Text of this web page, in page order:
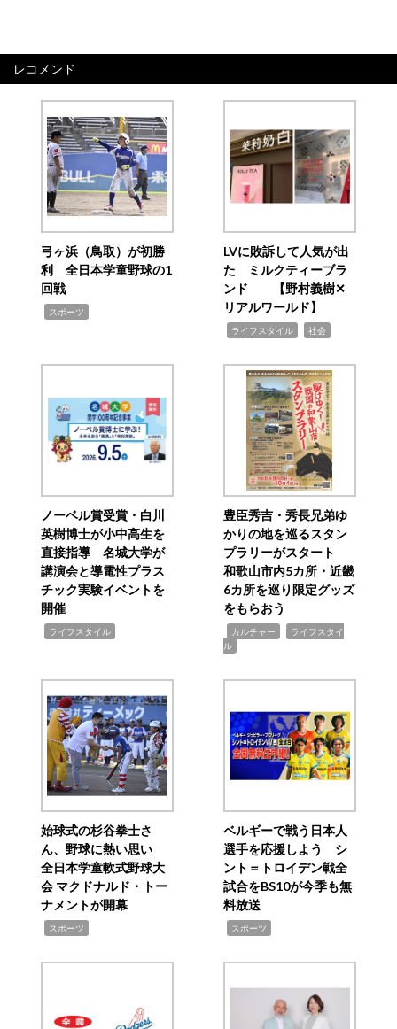
レコメンド
弓ヶ浜（鳥取）が初勝
利 全日本学童野球の1
回戦
スポーツ
LVに敗訴して人気が出
た ミルクティーブラ
ンド 【野村義樹✕
リアルワールド】
ライフスタイル 社会
ノーベル賞受賞・白川
英樹博士が小中高生を
直接指導 名城大学が
講演会と導電性プラス
チック実験イベントを
開催
ライフスタイル
豊臣秀吉・秀長兄弟ゆ
かりの地を巡るスタン
プラリーがスタート
和歌山市内5カ所・近畿
6カ所を巡り限定グッズ
をもらおう
カルチャー
ライフスタイ
ル
始球式の杉谷拳士さ
ん、野球に熱い思い
全日本学童軟式野球大
会 マクドナルド・トー
ナメントが開幕
スポーツ
ベルギーで戦う日本人
選手を応援しよう シ
ント＝トロイデン戦全
試合をBS10が今季も無
料放送
スポーツ